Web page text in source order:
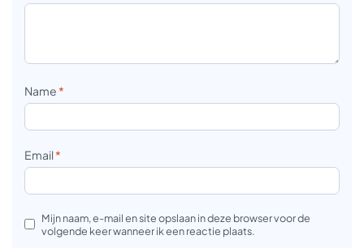
Name*
Email*
Mijn naam, e-mail en site opslaan in deze browser voor de
volgende keer wanneer ik een reactie plaats.